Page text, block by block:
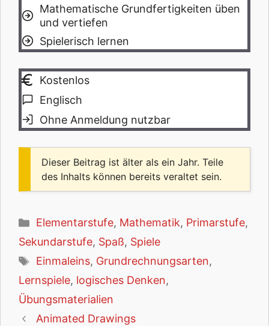
Mathematische Grundfertigkeiten üben
und vertiefen
Spielerisch lernen
Kostenlos
Englisch
Ohne Anmeldung nutzbar
Dieser Beitrag ist älter als ein Jahr. Teile
des Inhalts können bereits veraltet sein.
Kategorien
Elementarstufe, Mathematik, Primarstufe,
Sekundarstufe, Spaß, Spiele
Schlagwörter
Einmaleins, Grundrechnungsarten,
Lernspiele, logisches Denken,
Übungsmaterialien
Animated Drawings